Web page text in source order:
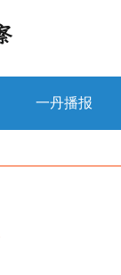
一丹播报